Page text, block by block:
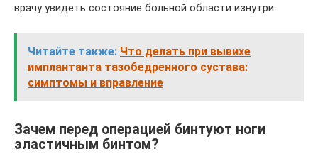
врачу увидеть состояние больной области изнутри.
Читайте также: Что делать при вывихе
имплантанта тазобедренного сустава:
симптомы и вправление
Зачем перед операцией бинтуют ноги
эластичным бинтом?